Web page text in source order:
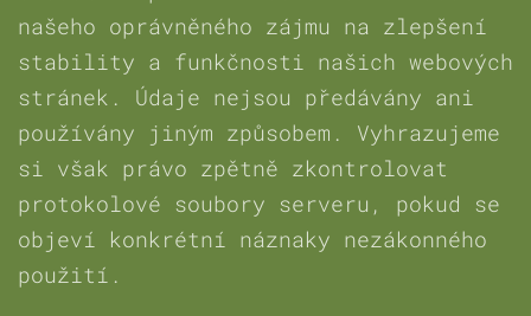
našeho oprávněného zájmu na zlepšení
stability a funkčnosti našich webových
stránek. Údaje nejsou předávány ani
používány jiným způsobem. Vyhrazujeme
si však právo zpětně zkontrolovat
protokolové soubory serveru, pokud se
objeví konkrétní náznaky nezákonného
použití.